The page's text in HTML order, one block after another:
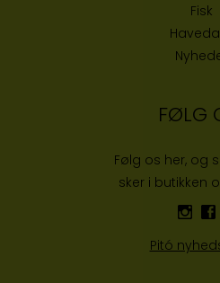
Fisk
FØLG
Følg os her, og
sker i butikken
Pitó